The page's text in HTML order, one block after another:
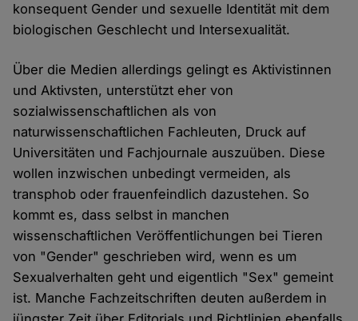
konsequent Gender und sexuelle Identität mit dem
biologischen Geschlecht und Intersexualität.
Über die Medien allerdings gelingt es Aktivistinnen
und Aktivsten, unterstützt eher von
sozialwissenschaftlichen als von
naturwissenschaftlichen Fachleuten, Druck auf
Universitäten und Fachjournale auszuüben. Diese
wollen inzwischen unbedingt vermeiden, als
transphob oder frauenfeindlich dazustehen. So
kommt es, dass selbst in manchen
wissenschaftlichen Veröffentlichungen bei Tieren
von "Gender" geschrieben wird, wenn es um
Sexualverhalten geht und eigentlich "Sex" gemeint
ist. Manche Fachzeitschriften deuten außerdem in